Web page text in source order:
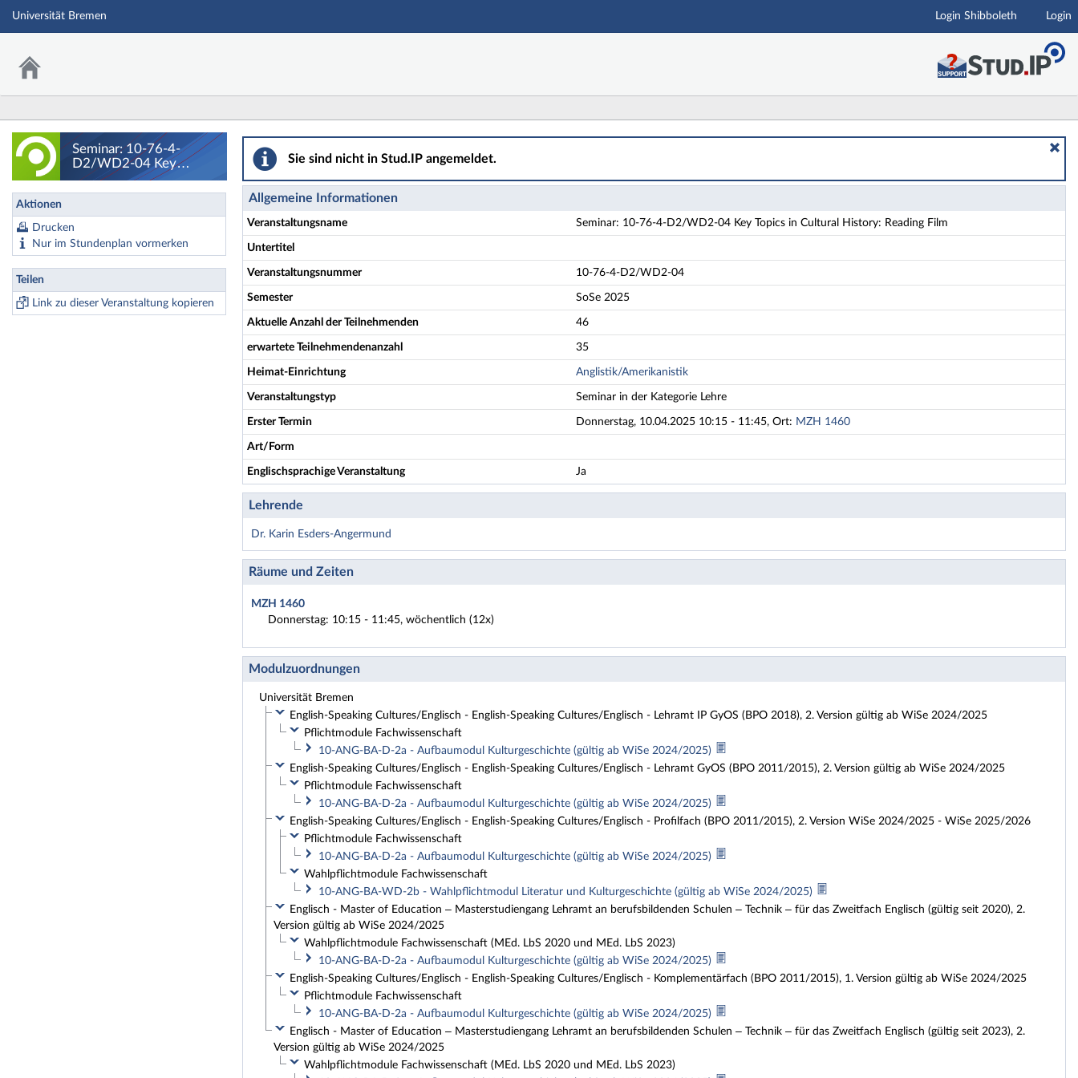
Hauptnavigation
Universität Bremen Login Shibboleth Login
Seminar: 10-76-4-
D2/WD2-04 Key
Topics in Cultural
History: Reading Film -
Aktionen
Drucken
Nur im Stundenplan vormerken
Teilen
Link zu dieser Veranstaltung kopieren
Seminar: 10-76-4-D2/WD2-04 Key Topics in Cultural History: Reading Film - Details
Sie sind nicht in Stud.IP angemeldet.
Allgemeine Informationen
Veranstaltungsname Seminar: 10-76-4-D2/WD2-04 Key Topics in Cultural History: Reading Film
Untertitel
Veranstaltungsnummer 10-76-4-D2/WD2-04
Semester SoSe 2025
Aktuelle Anzahl der Teilnehmenden 46
erwartete Teilnehmendenanzahl 35
Heimat-Einrichtung Anglistik/Amerikanistik
Veranstaltungstyp Seminar in der Kategorie Lehre
Erster Termin Donnerstag, 10.04.2025 10:15 - 11:45, Ort: MZH 1460
Art/Form
Englischsprachige Veranstaltung Ja
Lehrende
Dr. Karin Esders-Angermund
Räume und Zeiten
MZH 1460
Donnerstag: 10:15 - 11:45, wöchentlich (12x)
Modulzuordnungen
Universität Bremen
English-Speaking Cultures/Englisch - English-Speaking Cultures/Englisch - Lehramt IP GyOS (BPO 2018), 2. Version gültig ab WiSe 2024/2025
Pflichtmodule Fachwissenschaft
10-ANG-BA-D-2a - Aufbaumodul Kulturgeschichte (gültig ab WiSe 2024/2025)
English-Speaking Cultures/Englisch - English-Speaking Cultures/Englisch - Lehramt GyOS (BPO 2011/2015), 2. Version gültig ab WiSe 2024/2025
Pflichtmodule Fachwissenschaft
10-ANG-BA-D-2a - Aufbaumodul Kulturgeschichte (gültig ab WiSe 2024/2025)
English-Speaking Cultures/Englisch - English-Speaking Cultures/Englisch - Profilfach (BPO 2011/2015), 2. Version WiSe 2024/2025 - WiSe 2025/2026
Pflichtmodule Fachwissenschaft
10-ANG-BA-D-2a - Aufbaumodul Kulturgeschichte (gültig ab WiSe 2024/2025)
Wahlpflichtmodule Fachwissenschaft
10-ANG-BA-WD-2b - Wahlpflichtmodul Literatur und Kulturgeschichte (gültig ab WiSe 2024/2025)
Englisch - Master of Education – Masterstudiengang Lehramt an berufsbildenden Schulen – Technik – für das Zweitfach Englisch (gültig seit 2020), 2.
Version gültig ab WiSe 2024/2025
Wahlpflichtmodule Fachwissenschaft (MEd. LbS 2020 und MEd. LbS 2023)
10-ANG-BA-D-2a - Aufbaumodul Kulturgeschichte (gültig ab WiSe 2024/2025)
English-Speaking Cultures/Englisch - English-Speaking Cultures/Englisch - Komplementärfach (BPO 2011/2015), 1. Version gültig ab WiSe 2024/2025
Pflichtmodule Fachwissenschaft
10-ANG-BA-D-2a - Aufbaumodul Kulturgeschichte (gültig ab WiSe 2024/2025)
Englisch - Master of Education – Masterstudiengang Lehramt an berufsbildenden Schulen – Technik – für das Zweitfach Englisch (gültig seit 2023), 2.
Version gültig ab WiSe 2024/2025
Wahlpflichtmodule Fachwissenschaft (MEd. LbS 2020 und MEd. LbS 2023)